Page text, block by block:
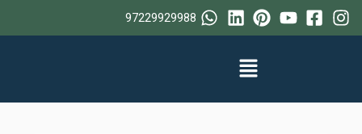
تخطي
إلى
97229929988